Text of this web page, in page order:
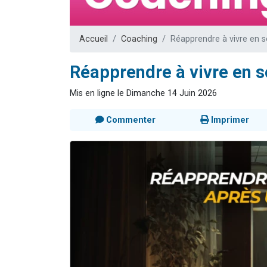
Il reste
12
3
2
2
Accueil Coaching Réapprendre à vivre en
Réapprendre à vivre en
Mis en ligne le Dimanche 14 Juin 2026
Commenter Imprimer